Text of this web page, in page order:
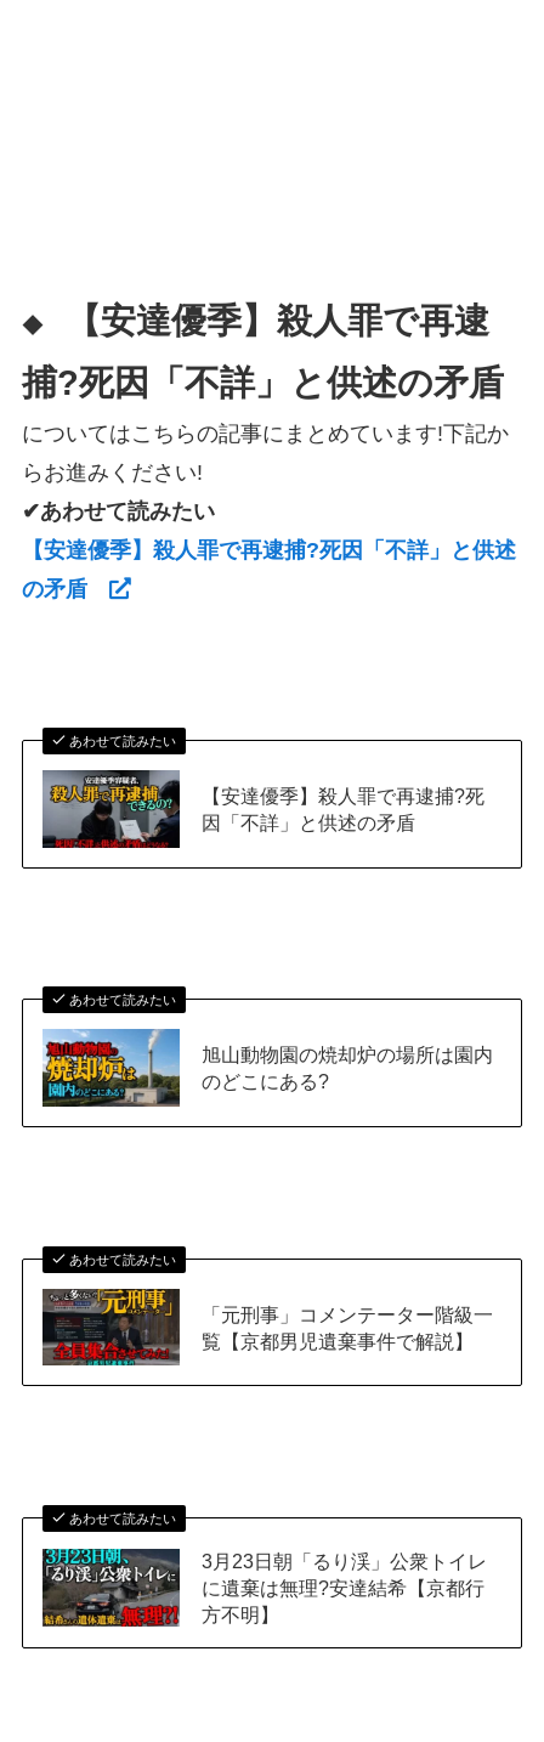
◆
【安達優季】殺人罪で再逮
捕?死因「不詳」と供述の矛盾
についてはこちらの記事にまとめています!下記か
らお進みください!
✔あわせて読みたい
【安達優季】殺人罪で再逮捕?死因「不詳」と供述
の矛盾
あわせて読みたい
【安達優季】殺人罪で再逮捕?死
因「不詳」と供述の矛盾
あわせて読みたい
旭山動物園の焼却炉の場所は園内
のどこにある?
あわせて読みたい
「元刑事」コメンテーター階級一
覧【京都男児遺棄事件で解説】
あわせて読みたい
3月23日朝「るり渓」公衆トイレ
に遺棄は無理?安達結希【京都行
方不明】